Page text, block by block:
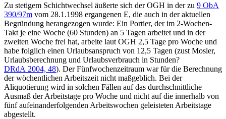
Zu stetigem Schichtwechsel äußerte sich derOGH in der zu 9 ObA
390/97m vom 28.1.1998 ergangenen E, die auch in der aktuellen
Begründung herangezogen wurde: Ein Portier, der im 2-Wochen-
Takt je eine Woche (60 Stunden) an 5 Tagen arbeitet und in der
zweiten Woche frei hat, arbeite laut OGH 2,5 Tage pro Woche und
habe folglich einen Urlaubsanspruch von 12,5 Tagen (zust Mosler,
Urlaubsberechnung und Urlaubsverbrauch in Stunden?
DRdA 2004, 48). Der Fünfwochenzeitraum war für die Berechnung
der wöchentlichen Arbeitszeit nicht maßgeblich. Bei der
Aliquotierung wird in solchen Fällen auf das durchschnittliche
Ausmaß der Arbeitstage pro Woche und nicht auf die innerhalb von
fünf aufeinanderfolgenden Arbeitswochen geleisteten Arbeitstage
abgestellt.